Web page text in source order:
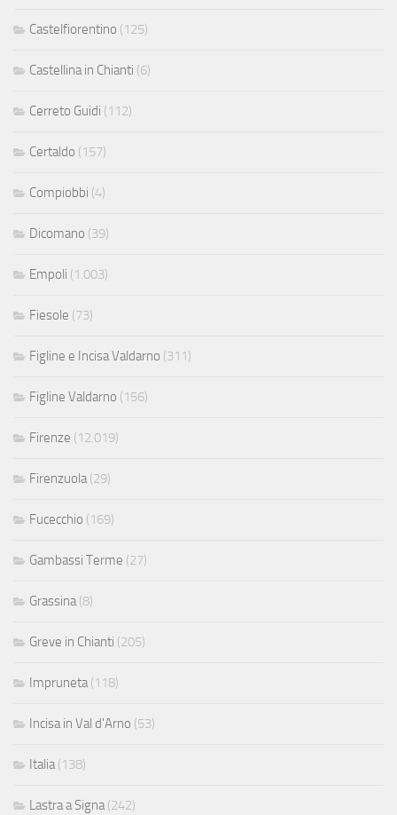
Castelfiorentino (125)
Castellina in Chianti (6)
Cerreto Guidi (112)
Certaldo (157)
Compiobbi (4)
Dicomano (39)
Empoli (1.003)
Fiesole (73)
Figline e Incisa Valdarno (311)
Figline Valdarno (156)
Firenze (12.019)
Firenzuola(29)
Fucecchio (169)
Gambassi Terme (27)
Grassina(8)
Greve in Chianti (205)
Impruneta(118)
Incisa in Val d'Arno (53)
Italia(138)
Lastra a Signa(242)